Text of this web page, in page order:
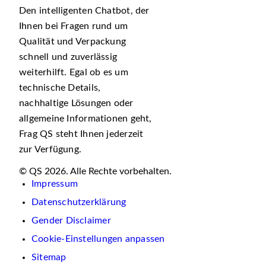
Den intelligenten Chatbot, der
Ihnen bei Fragen rund um
Qualität und Verpackung
schnell und zuverlässig
weiterhilft. Egal ob es um
technische Details,
nachhaltige Lösungen oder
allgemeine Informationen geht,
Frag QS steht Ihnen jederzeit
zur Verfügung.
© QS 2026. Alle Rechte vorbehalten.
Impressum
Datenschutzerklärung
Gender Disclaimer
Cookie-Einstellungen anpassen
Sitemap